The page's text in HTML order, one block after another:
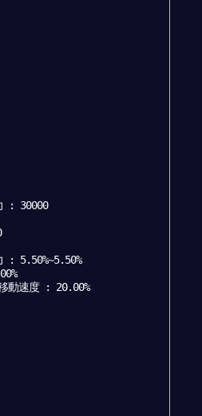
: 30000
: 5.50%~5.50%
動速度 : 20.00%